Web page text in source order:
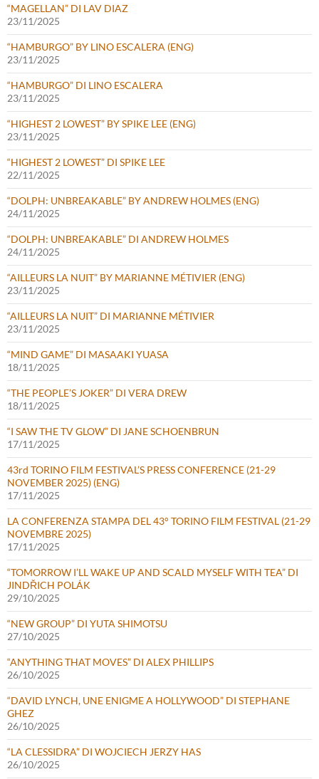
“MAGELLAN” DI LAV DIAZ
23/11/2025
“HAMBURGO” BY LINO ESCALERA (ENG)
23/11/2025
“HAMBURGO” DI LINO ESCALERA
23/11/2025
“HIGHEST 2 LOWEST” BY SPIKE LEE (ENG)
23/11/2025
“HIGHEST 2 LOWEST” DI SPIKE LEE
22/11/2025
“DOLPH: UNBREAKABLE” BY ANDREW HOLMES (ENG)
24/11/2025
“DOLPH: UNBREAKABLE” DI ANDREW HOLMES
24/11/2025
“AILLEURS LA NUIT” BY MARIANNE MÉTIVIER (ENG)
23/11/2025
“AILLEURS LA NUIT” DI MARIANNE MÉTIVIER
23/11/2025
“MIND GAME” DI MASAAKI YUASA
18/11/2025
“THE PEOPLE’S JOKER” DI VERA DREW
18/11/2025
“I SAW THE TV GLOW” DI JANE SCHOENBRUN
17/11/2025
43rd TORINO FILM FESTIVAL’S PRESS CONFERENCE (21-29
NOVEMBER 2025) (ENG)
17/11/2025
LA CONFERENZA STAMPA DEL 43° TORINO FILM FESTIVAL (21-29
NOVEMBRE 2025)
17/11/2025
“TOMORROW I’LL WAKE UP AND SCALD MYSELF WITH TEA” DI
JINDŘICH POLÁK
29/10/2025
“NEW GROUP” DI YUTA SHIMOTSU
27/10/2025
“ANYTHING THAT MOVES” DI ALEX PHILLIPS
26/10/2025
“DAVID LYNCH, UNE ENIGME A HOLLYWOOD” DI STEPHANE
GHEZ
26/10/2025
“LA CLESSIDRA” DI WOJCIECH JERZY HAS
26/10/2025